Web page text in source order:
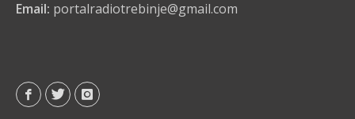
Email: portalradiotrebinje@gmail.com